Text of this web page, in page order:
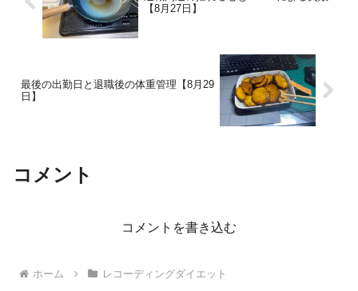
【8月27日】
最後の出勤日と退職後の体重管理【8月29
日】
コメント
コメントを書き込む
ホーム レコーディングダイエット